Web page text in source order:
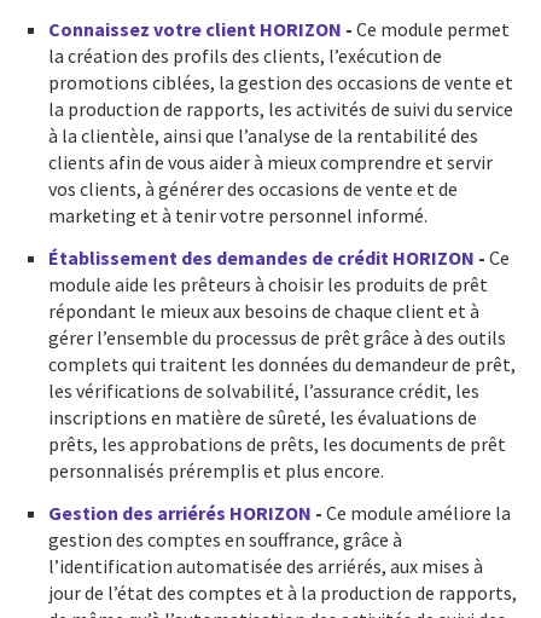
Connaissez votre client HORIZON - Ce module permet
la création des profils des clients, l’exécution de
promotions ciblées, la gestion des occasions de vente et
la production de rapports, les activités de suivi du service
à la clientèle, ainsi que l’analyse de la rentabilité des
clients afin de vous aider à mieux comprendre et servir
vos clients, à générer des occasions de vente et de
marketing et à tenir votre personnel informé.
Établissement des demandes de crédit HORIZON - Ce
module aide les prêteurs à choisir les produits de prêt
répondant le mieux aux besoins de chaque client et à
gérer l’ensemble du processus de prêt grâce à des outils
complets qui traitent les données du demandeur de prêt,
les vérifications de solvabilité, l’assurance crédit, les
inscriptions en matière de sûreté, les évaluations de
prêts, les approbations de prêts, les documents de prêt
personnalisés préremplis et plus encore.
Gestion des arriérés HORIZON - Ce module améliore la
gestion des comptes en souffrance, grâce à
l’identification automatisée des arriérés, aux mises à
jour de l’état des comptes et à la production de rapports,